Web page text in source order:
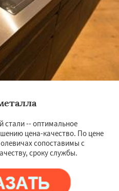
-- оптимальное
цена-качество. По цене
сопоставимы с
сроку службы.